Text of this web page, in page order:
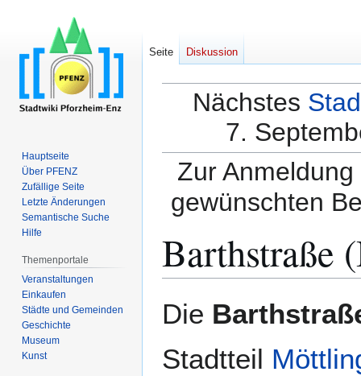
Nächstes
7.
Zur
gewünschten
Barthstraße
Navigation
Suche
Die
Stadtteil
Seite Diskussion
Hauptseite
Über PFENZ
Zufällige Seite
Letzte Änderungen
Semantische Suche
Hilfe
Themenportale
Veranstaltungen
Einkaufen
Städte und Gemeinden
Geschichte
Museum
Kunst